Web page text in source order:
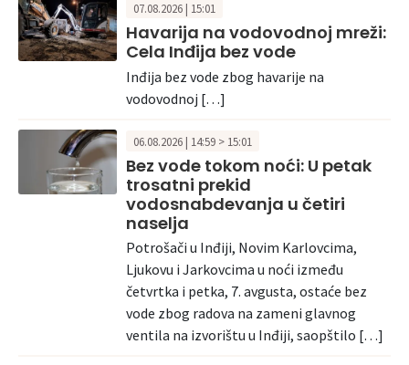
07.08.2026 | 15:01
Havarija na vodovodnoj mreži:
Cela Inđija bez vode
Inđija bez vode zbog havarije na
vodovodnoj […]
06.08.2026 | 14:59 > 15:01
Bez vode tokom noći: U petak
trosatni prekid
vodosnabdevanja u četiri
naselja
Potrošači u Inđiji, Novim Karlovcima,
Ljukovu i Jarkovcima u noći između
četvrtka i petka, 7. avgusta, ostaće bez
vode zbog radova na zameni glavnog
ventila na izvorištu u Inđiji, saopštilo […]